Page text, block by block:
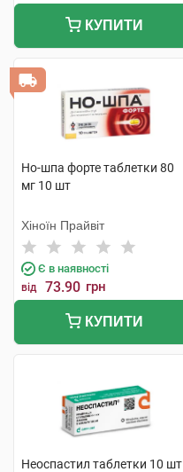
КУПИТИ
Но-шпа форте таблетки 80
мг 10 шт
Хіноїн Прайвіт
Є в наявності
від 73.90 грн
КУПИТИ
Неоспастил таблетки 10 шт